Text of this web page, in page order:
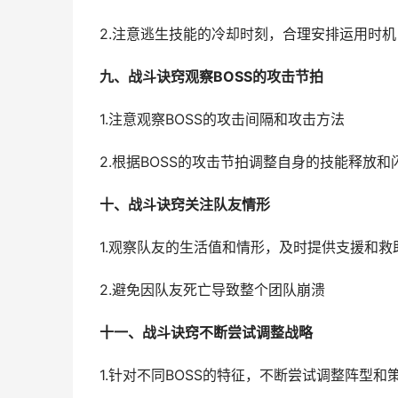
2.注意逃生技能的冷却时刻，合理安排运用时机
九、战斗诀窍观察BOSS的攻击节拍
1.注意观察BOSS的攻击间隔和攻击方法
2.根据BOSS的攻击节拍调整自身的技能释放和
十、战斗诀窍关注队友情形
1.观察队友的生活值和情形，及时提供支援和救
2.避免因队友死亡导致整个团队崩溃
十一、战斗诀窍不断尝试调整战略
1.针对不同BOSS的特征，不断尝试调整阵型和